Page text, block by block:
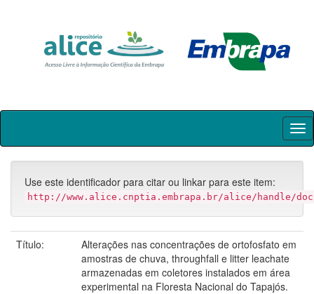
Skip
Use este identificador para citar ou linkar para este item:
http://www.alice.cnptia.embrapa.br/alice/handle/
Título:
Alterações nas concentrações de ortofosfato em
amostras de chuva, throughfall e litter leachate
armazenadas em coletores instalados em área
experimental na Floresta Nacional do Tapajós.